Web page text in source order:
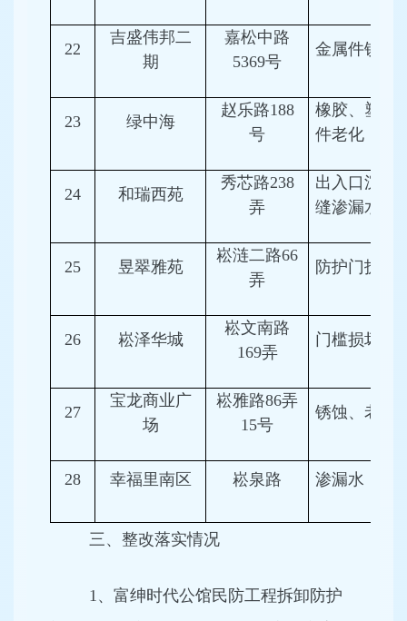
22
吉盛伟邦二
期
嘉松中路
5369号
金属件锈蚀
23 绿中海
赵乐路188
号
橡胶、塑料
件老化
24 和瑞西苑
秀芯路238
弄
出入口沉降
缝渗漏水
25 昱翠雅苑
崧涟二路66
弄
防护门拆除
26 崧泽华城
崧文南路
169弄
门槛损坏
27
宝龙商业广
场
崧雅路86弄
15号
锈蚀、老化
28 幸福里南区 崧泉路 渗漏水
三、整改落实情况
1、富绅时代公馆民防工程拆卸防护